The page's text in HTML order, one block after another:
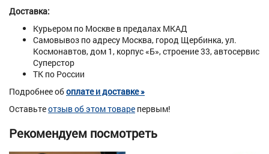
Доставка:
Курьером по Москве в предалах МКАД
Самовывоз по адресу Москва, город Щербинка, ул.
Космонавтов, дом 1, корпус «Б», строение 33, автосервис
Суперстор
ТК по России
Подробнее обоплате и доставке »
Оставьтеотзыв об этом товаре первым!
Рекомендуем посмотреть